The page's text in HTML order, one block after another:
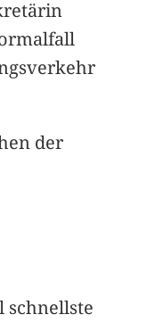
der
schnellste